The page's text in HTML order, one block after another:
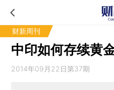
财新周刊
中印如何存续黄
2014年09月22日第37期